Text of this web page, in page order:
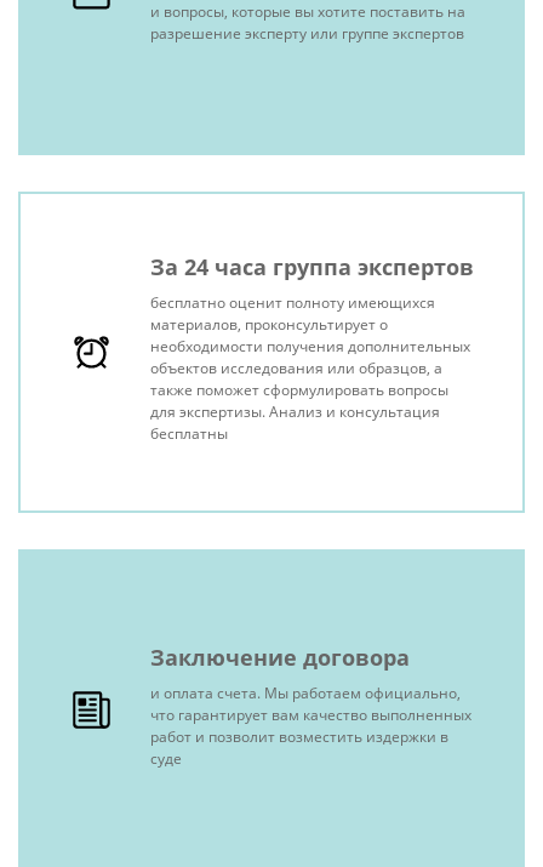
и вопросы, которые вы хотите поставить на
разрешение эксперту или группе экспертов
За 24 часа группа экспертов
бесплатно оценит полноту имеющихся
материалов, проконсультирует о
необходимости получения дополнительных
объектов исследования или образцов, а
также поможет сформулировать вопросы
для экспертизы. Анализ и консультация
бесплатны
Заключение договора
и оплата счета. Мы работаем официально,
что гарантирует вам качество выполненных
работ и позволит возместить издержки в
суде